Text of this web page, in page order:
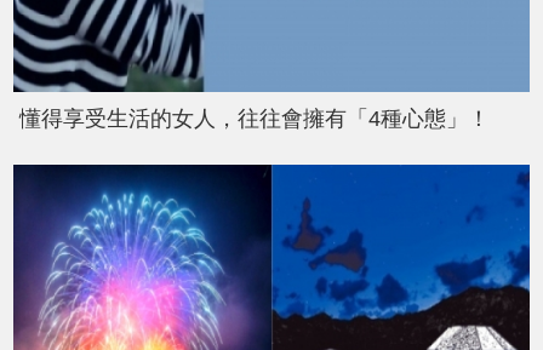
懂得享受生活的女人，往往會擁有「4種心態」！